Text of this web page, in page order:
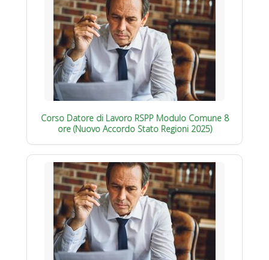
Corso Datore di Lavoro RSPP Modulo Comune 8
ore (Nuovo Accordo Stato Regioni 2025)